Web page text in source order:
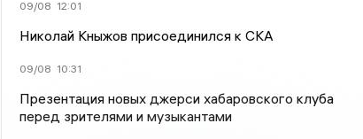
09/08 12:01
Николай Кныжов присоединился к СКА
09/08 10:31
Презентация новых джерси хабаровского клуба
перед зрителями и музыкантами